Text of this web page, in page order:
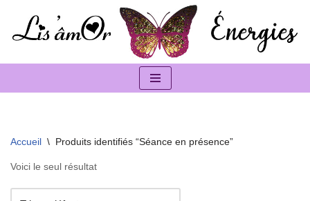
Aller
Accueil \ Produits identifiés “Séance en présence”
Voici le seul résultat